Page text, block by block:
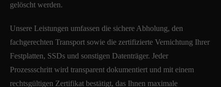
gelöscht werden.
Unsere Leistungen umfassen die sichere Abholung, den
fachgerechten Transport sowie die zertifizierte Vernichtung Ihrer
Festplatten, SSDs und sonstigen Datenträger. Jeder
Prozessschritt wird transparent dokumentiert und mit einem
rechtsgültigen Zertifikat bestätigt, das Ihnen maximale